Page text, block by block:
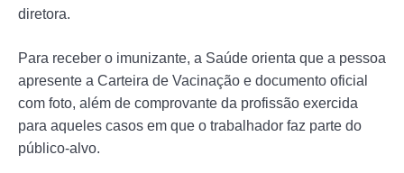
diretora.
Para receber o imunizante, a Saúde orienta que a pessoa
apresente a Carteira de Vacinação e documento oficial
com foto, além de comprovante da profissão exercida
para aqueles casos em que o trabalhador faz parte do
público-alvo.